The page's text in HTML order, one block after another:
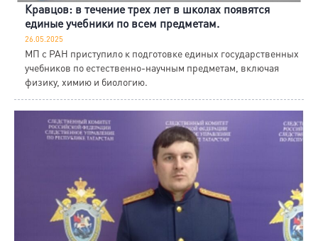
Кравцов: в течение трех лет в школах появятся
единые учебники по всем предметам.
26.05.2025
МП с РАН приступило к подготовке единых государственных
учебников по естественно-научным предметам, включая
физику, химию и биологию.